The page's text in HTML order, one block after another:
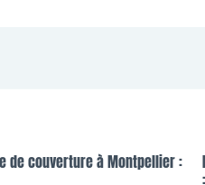
de couverture à Montpellier :
: